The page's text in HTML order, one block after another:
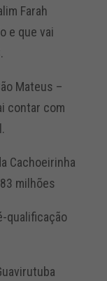
Farah
e que vai
Mateus –
contar com
Cachoeirinha
milhões
qualificação